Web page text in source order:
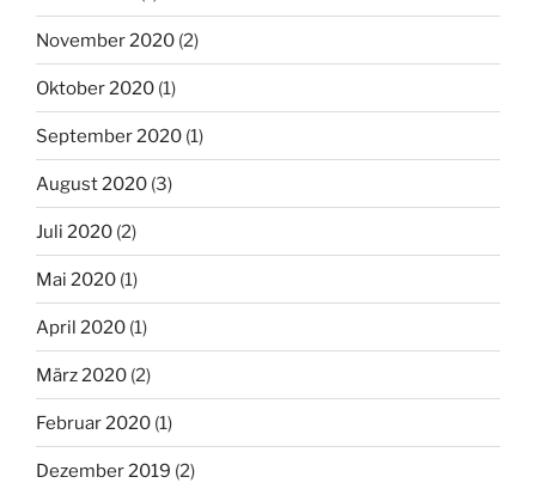
November 2020 (2)
Oktober 2020 (1)
September 2020 (1)
August 2020 (3)
Juli 2020 (2)
Mai 2020 (1)
April 2020 (1)
März 2020 (2)
Februar 2020 (1)
Dezember 2019 (2)